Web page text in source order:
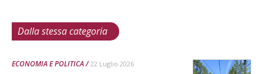
Dalla stessa categoria
ECONOMIA E POLITICA 22 Luglio 2026